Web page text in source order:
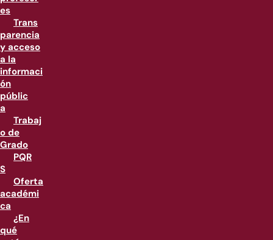
es
Trans
parencia
y acceso
a la
informaci
ón
públic
a
Trabaj
o de
Grado
PQR
S
Oferta
académi
ca
¿En
qué